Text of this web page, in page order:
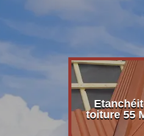
Meuse
toiture 55